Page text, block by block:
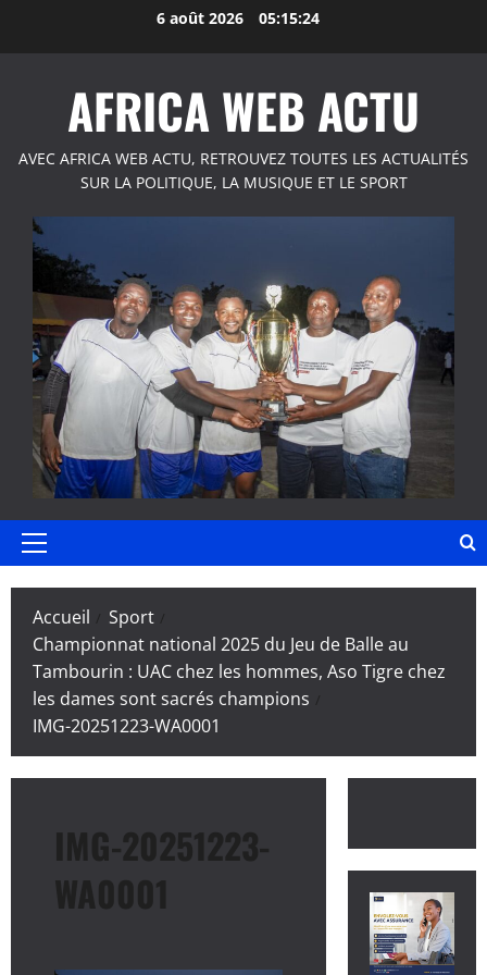
6 août 2026 05:15:25
AFRICA WEB ACTU
AVEC AFRICA WEB ACTU, RETROUVEZ TOUTES LES ACTUALITÉS
SUR LA POLITIQUE, LA MUSIQUE ET LE SPORT
Menu
Accueil
Sport
Championnat national 2025 du Jeu de Balle au
Tambourin : UAC chez les hommes, Aso Tigre chez
les dames sont sacrés champions
IMG-20251223-WA0001
IMG-20251223-
WA0001